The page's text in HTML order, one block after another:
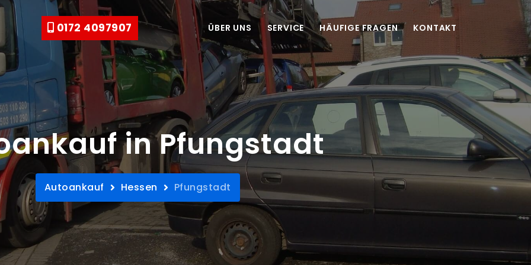
0172 4097907 ÜBER UNS SERVICE HÄUFIGE FRAGEN KONTAKT
in Pfungstadt
Autoankauf Hessen Pfungstadt